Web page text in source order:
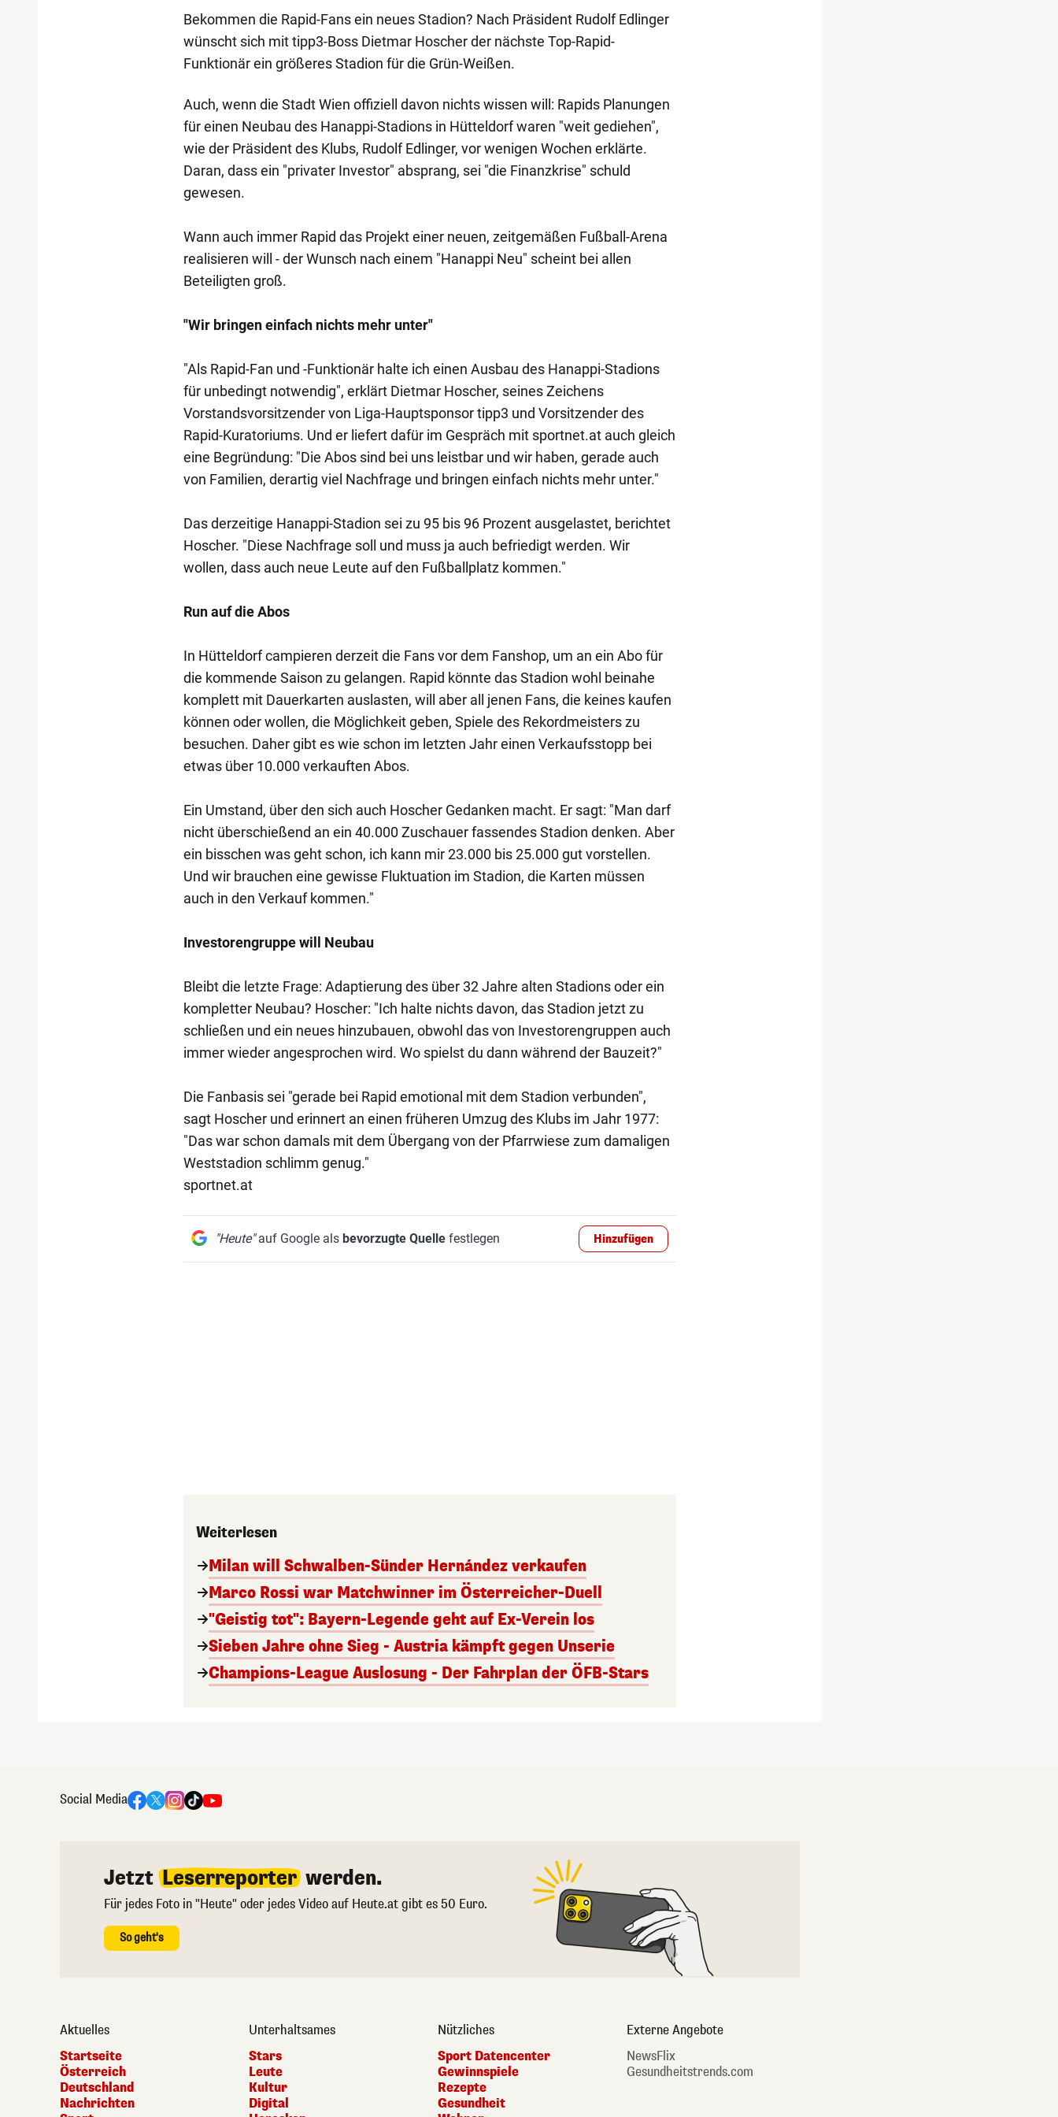
Bekommen die Rapid-Fans ein neues Stadion? Nach Präsident Rudolf Edlinger
wünscht sich mit tipp3-Boss Dietmar Hoscher der nächste Top-Rapid-
Funktionär ein größeres Stadion für die Grün-Weißen.
Auch, wenn die Stadt Wien offiziell davon nichts wissen will: Rapids Planungen
für einen Neubau des Hanappi-Stadions in Hütteldorf waren "weit gediehen",
wie der Präsident des Klubs, Rudolf Edlinger, vor wenigen Wochen erklärte.
Daran, dass ein "privater Investor" absprang, sei "die Finanzkrise" schuld
gewesen.
Wann auch immer Rapid das Projekt einer neuen, zeitgemäßen Fußball-Arena
realisieren will - der Wunsch nach einem "Hanappi Neu" scheint bei allen
Beteiligten groß.
"Wir bringen einfach nichts mehr unter"
"Als Rapid-Fan und -Funktionär halte ich einen Ausbau des Hanappi-Stadions
für unbedingt notwendig", erklärt Dietmar Hoscher, seines Zeichens
Vorstandsvorsitzender von Liga-Hauptsponsor tipp3 und Vorsitzender des
Rapid-Kuratoriums. Und er liefert dafür im Gespräch mit sportnet.at auch gleich
eine Begründung: "Die Abos sind bei uns leistbar und wir haben, gerade auch
von Familien, derartig viel Nachfrage und bringen einfach nichts mehr unter."
Das derzeitige Hanappi-Stadion sei zu 95 bis 96 Prozent ausgelastet, berichtet
Hoscher. "Diese Nachfrage soll und muss ja auch befriedigt werden. Wir
wollen, dass auch neue Leute auf den Fußballplatz kommen."
Run auf die Abos
In Hütteldorf campieren derzeit die Fans vor dem Fanshop, um an ein Abo für
die kommende Saison zu gelangen. Rapid könnte das Stadion wohl beinahe
komplett mit Dauerkarten auslasten, will aber all jenen Fans, die keines kaufen
können oder wollen, die Möglichkeit geben, Spiele des Rekordmeisters zu
besuchen. Daher gibt es wie schon im letzten Jahr einen Verkaufsstopp bei
etwas über 10.000 verkauften Abos.
Ein Umstand, über den sich auch Hoscher Gedanken macht. Er sagt: "Man darf
nicht überschießend an ein 40.000 Zuschauer fassendes Stadion denken. Aber
ein bisschen was geht schon, ich kann mir 23.000 bis 25.000 gut vorstellen.
Und wir brauchen eine gewisse Fluktuation im Stadion, die Karten müssen
auch in den Verkauf kommen."
Investorengruppe will Neubau
Bleibt die letzte Frage: Adaptierung des über 32 Jahre alten Stadions oder ein
kompletter Neubau? Hoscher: "Ich halte nichts davon, das Stadion jetzt zu
schließen und ein neues hinzubauen, obwohl das von Investorengruppen auch
immer wieder angesprochen wird. Wo spielst du dann während der Bauzeit?"
Die Fanbasis sei "gerade bei Rapid emotional mit dem Stadion verbunden",
sagt Hoscher und erinnert an einen früheren Umzug des Klubs im Jahr 1977:
"Das war schon damals mit dem Übergang von der Pfarrwiese zum damaligen
Weststadion schlimm genug."
sportnet.at
"Heute"auf Google als bevorzugte Quellefestlegen Hinzufügen
Weiterlesen
Milan will Schwalben-Sünder Hernández verkaufen
Marco Rossi war Matchwinner im Österreicher-Duell
"Geistig tot": Bayern-Legende geht auf Ex-Verein los
Sieben Jahre ohne Sieg - Austria kämpft gegen Unserie
Champions-League Auslosung - Der Fahrplan der ÖFB-Stars
Social Media
Jetzt Leserreporter werden.
Für jedes Foto in "Heute" oder jedes Video auf Heute.at gibt es 50 Euro.
So geht's
Aktuelles
Startseite
Österreich
Deutschland
Nachrichten
Unterhaltsames
Stars
Leute
Kultur
Digital
Nützliches
Sport Datencenter
Gewinnspiele
Rezepte
Gesundheit
Externe Angebote
NewsFlix
Gesundheitstrends.com